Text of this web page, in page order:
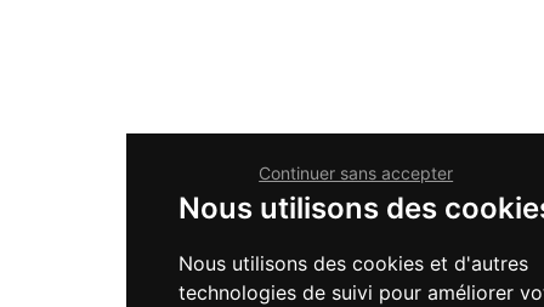
Nous utilisons des
Nous utilisons des cookies et d'autres
technologies de suivi pour améliorer
Continuer sans accepter